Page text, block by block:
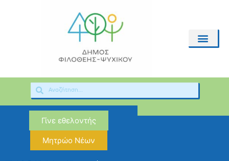
Γίνε εθελοντής
Μητρώο Νέων